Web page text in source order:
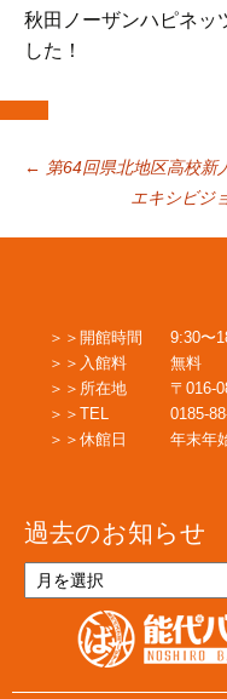
秋田ノーザンハピネッ
した！
投
稿
ナ
ビ
ー
← 第64回県北地区高校新
エキシビジ
開館時間
9:30〜
入館料
無料
所在地
〒016-
TEL
0185-
休館日
年末年
過去のお知らせ
去